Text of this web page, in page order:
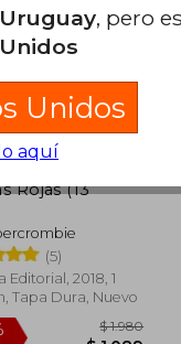
40%
dcto. $
Rojas (13
(5)
Editorial, 2018, 1
Tapa Dura, Nuevo
, pero
Unidos
aquí